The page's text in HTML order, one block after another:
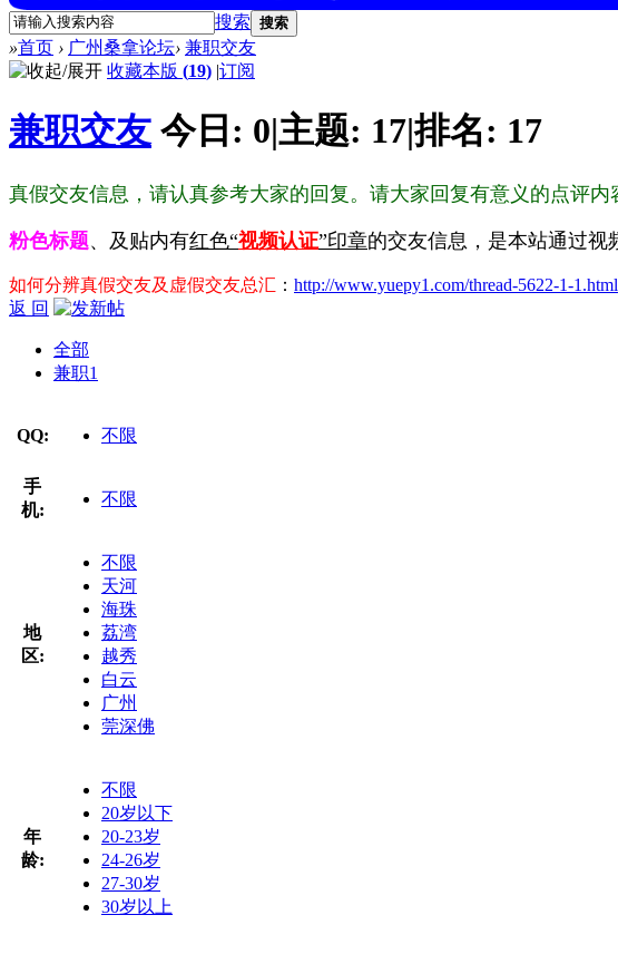
搜索 搜索
»首页 › 广州桑拿论坛› 兼职交友
收藏本版 (19) |订阅
兼职交友 今日: 0|主题: 17|排名: 17
真假交友信息，请认真参考大家的回复。请大家回复有意义的点评内
粉色标题、及贴内有红色“视频认证”印章的交友信息，是本站通过视
如何分辨真假交友及虚假交友总汇 ： http://www.yuepy1.com/thread-5622-1-1.html
返 回
全部
兼职1
QQ: 不限
手
机:
不限
地
区:
不限
天河
海珠
荔湾
越秀
白云
广州
莞深佛
年
龄:
不限
20岁以下
20-23岁
24-26岁
27-30岁
30岁以上